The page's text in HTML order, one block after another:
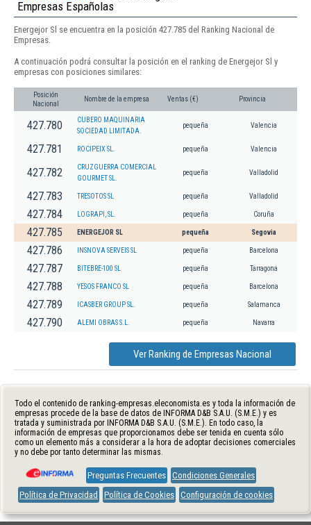
Empresas Españolas
Energejor Sl se encuentra en la posición 427.785 del Ranking Nacional de
Empresas.
A continuación podrá consultar la posición en el ranking de Energejor Sl y
empresas con posiciones similares:
Posición
Nacional
Nombre de la empresa Ventas (€) Provincia
427.780
CUBERO MAQUINARIA
SOCIEDAD LIMITADA.
pequeña Valencia
427.781 ROCIPEIX SL. pequeña Valencia
427.782
CRUZGUERRA COMERCIAL
GOURMET SL.
pequeña Valladolid
427.783 TRESOTOS SL pequeña Valladolid
427.784 LOGRAPI, SL. pequeña Coruña
427.785 ENERGEJOR SL pequeña Segovia
427.786 INSNOVA SERVEIS SL pequeña Barcelona
427.787 BITEBRE-100 SL pequeña Tarragona
427.788 YESOS FRANCO SL pequeña Barcelona
427.789 ICASBER GROUP SL. pequeña Salamanca
427.790 ALEMI OBRAS S.L. pequeña Navarra
Ver Ranking de Empresas Nacional
Todo el contenido de ranking-empresas.eleconomista.es y toda la información de
empresas procede de la base de datos de INFORMA D&B S.A.U. (S.M.E.) y es
tratada y suministrada por INFORMA D&B S.A.U. (S.M.E.). En todo caso, la
información de empresas que proporcionamos debe ser tenida en cuenta sólo
como un elemento más a considerar a la hora de adoptar decisiones comerciales
y no debe por tanto determinar las mismas.
Preguntas Frecuentes Condiciones Generales
Política de Privacidad
Política de Cookies Configuración de cookies